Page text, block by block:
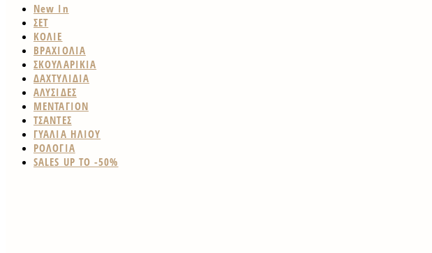
New In
ΣΕΤ
ΚΟΛΙΕ
ΒΡΑΧΙΟΛΙΑ
ΣΚΟΥΛΑΡΙΚΙΑ
ΔΑΧΤΥΛΙΔΙΑ
ΑΛΥΣΙΔΕΣ
ΜΕΝΤΑΓΙΟΝ
ΤΣΑΝΤΕΣ
ΓΥΑΛΙΑ ΗΛΙΟΥ
ΡΟΛΟΓΙΑ
SALES UP TO -50%